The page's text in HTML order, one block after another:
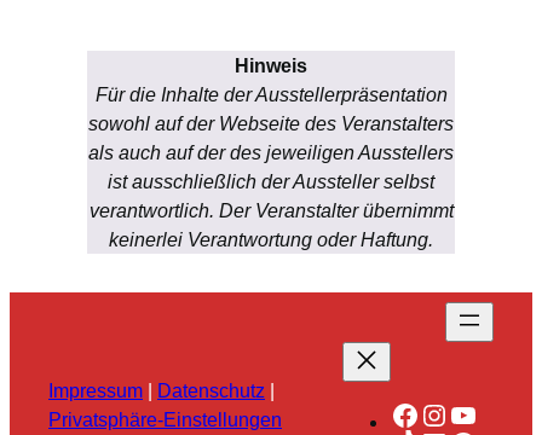
Hinweis
Für die Inhalte der Ausstellerpräsentation
sowohl auf der Webseite des Veranstalters
als auch auf der des jeweiligen Ausstellers
ist ausschließlich der Aussteller selbst
verantwortlich. Der Veranstalter übernimmt
keinerlei Verantwortung oder Haftung.
Impressum | Datenschutz |
Privatsphäre-Einstellungen
Facebook